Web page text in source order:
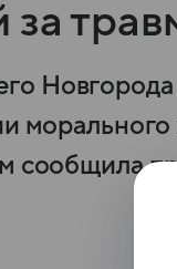
сообщила